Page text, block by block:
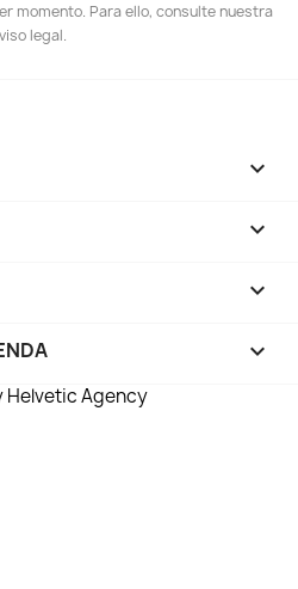
momento. Para ello, consulte nuestra
legal.



keyboard_arrow_down
Helvetic Agency